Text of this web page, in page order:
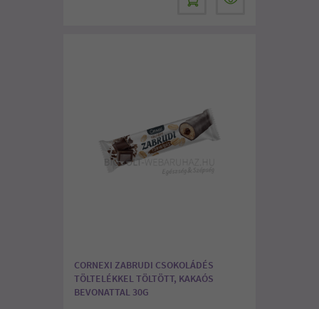
CORNEXI ZABRUDI CSOKOLÁDÉS
TÖLTELÉKKEL TÖLTÖTT, KAKAÓS
BEVONATTAL 30G